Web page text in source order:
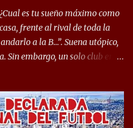
que aún no ha logrado
es tu sueño máximo como
frente al rival de toda la
a la B…”. Suena utópico,
Sin embargo, un solo club en el
para el Rojo y, por el otro, el
rival. 22 de diciembre de